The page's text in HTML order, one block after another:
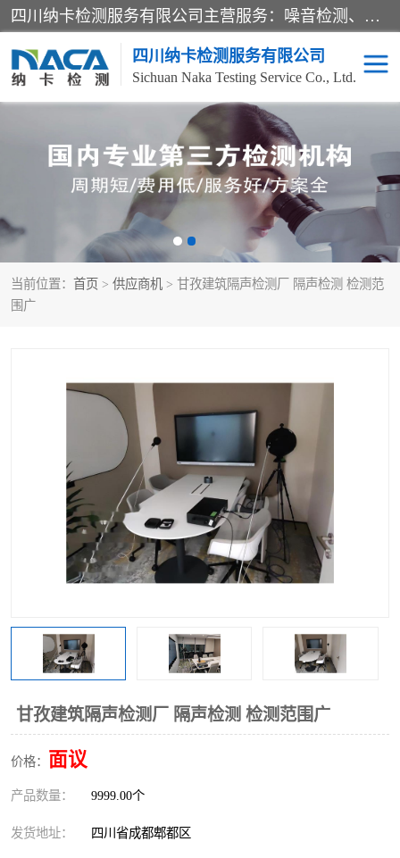
四川纳卡检测服务有限公司主营服务：噪音检测、灯光检测、防护网检测、磁性检测、无损检测、燃烧等级检测；本着严谨、规范的态度严格执行国家现行标准、规范及规程，奉行“科学公正、准确、持续改进、诚信服务”的企业价值和“科学、信誉、服务”的企业宗旨，竭诚为广大客户服务。
四川纳卡检测服务有限公司
Sichuan Naka Testing Service Co., Ltd.
当前位置： 首页 > 供应商机 > 甘孜建筑隔声检测厂 隔声检测 检测范
围广
甘孜建筑隔声检测厂 隔声检测 检测范围广
价格： 面议
产品数量： 9999.00个
发货地址： 四川省成都郫都区
噪音检测 灯光检测
防护网检测 磁性检测
燃烧等级检测
可靠性检测 产品检测